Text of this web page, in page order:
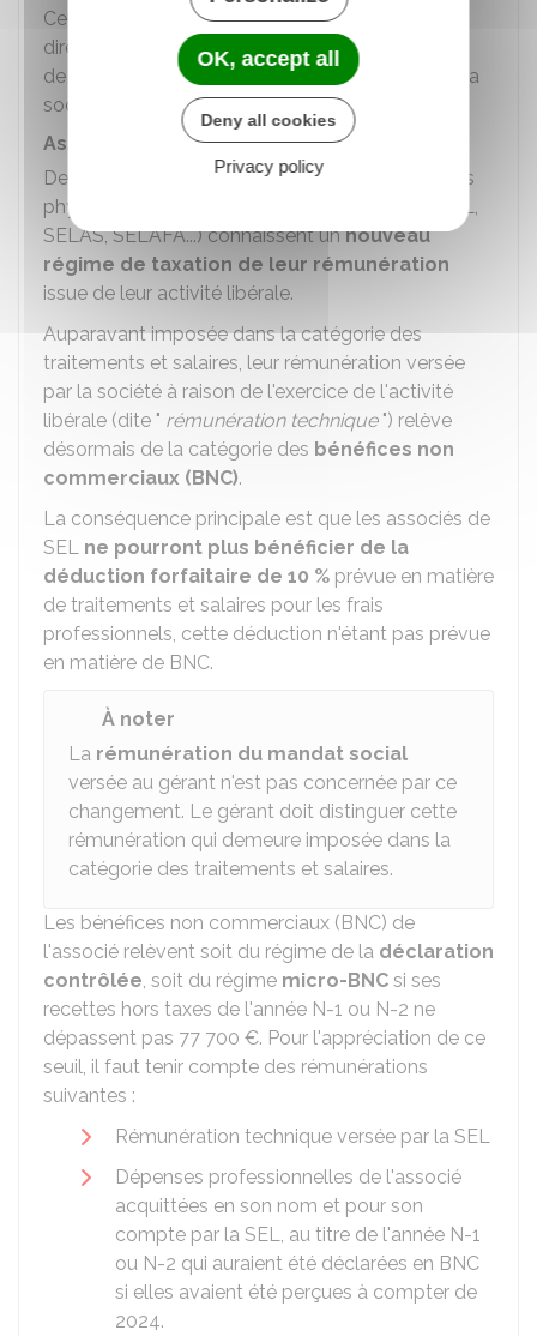
Cette option entraine une imposition du résultat
directement au niveau des associés, en fonction
de la participation de chacun dans le capital de la
société.
Associés titulaires de BNC
Depuis le 1
janvier 2024, les associés personnes
physiques de sociétés d'exercice libéral (SELARL,
SELAS, SELAFA...) connaissent unnouveau
régime de taxation de leur rémunération
issue de leur activité libérale.
Auparavant imposée dans la catégorie des
traitements et salaires, leur rémunération versée
par la société à raison de l'exercice de l'activité
libérale (dite " rémunération technique") relève
désormais de la catégorie des bénéfices non
commerciaux (BNC).
La conséquence principale est que les associés de
SEL ne pourront plus bénéficier de la
déduction forfaitaire de 10 % prévue en matière
de traitements et salaires pour les frais
professionnels, cette déduction n'étant pas prévue
en matière de BNC.
À noter
La rémunération du mandat social
versée au gérant n'est pas concernée par ce
changement. Le gérant doit distinguer cette
rémunération qui demeure imposée dans la
catégorie des traitements et salaires.
Les bénéfices non commerciaux (BNC) de
l'associé relèvent soit du régime de la déclaration
contrôlée, soit du régime micro-BNC si ses
recettes hors taxes de l'année N-1 ou N-2 ne
dépassent pas 77 700 €. Pour l'appréciation de ce
seuil, il faut tenir compte des rémunérations
suivantes :
Rémunération technique versée par la SEL
Dépenses professionnelles de l'associé
acquittées en son nom et pour son
compte par la SEL, au titre de l'année N-1
ou N-2 qui auraient été déclarées en BNC
si elles avaient été perçues à compter de
2024.
OK, accept all
Deny all cookies
Privacy policy